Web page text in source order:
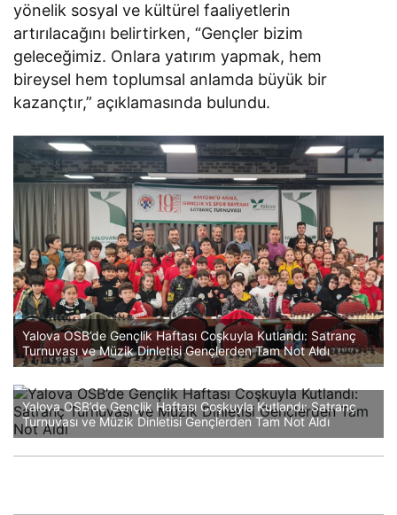
yönelik sosyal ve kültürel faaliyetlerin
artırılacağını belirtirken, “Gençler bizim
geleceğimiz. Onlara yatırım yapmak, hem
bireysel hem toplumsal anlamda büyük bir
kazançtır,” açıklamasında bulundu.
Yalova OSB’de Gençlik Haftası Coşkuyla Kutlandı: Satranç
Turnuvası ve Müzik Dinletisi Gençlerden Tam Not Aldı
Yalova OSB’de Gençlik Haftası Coşkuyla Kutlandı: Satranç
Turnuvası ve Müzik Dinletisi Gençlerden Tam Not Aldı